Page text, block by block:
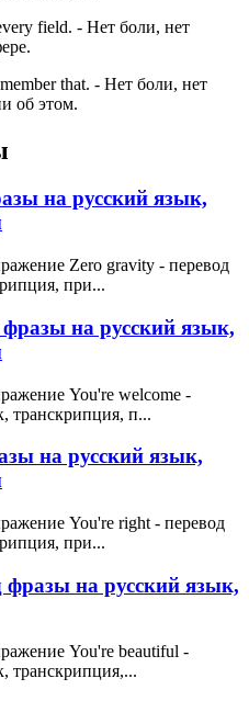
field. - Нет боли, нет
that. - Нет боли, нет
об этом.
на русский язык,
Zero gravity - перевод
при...
фразы на русский язык,
You're welcome -
транскрипция, п...
на русский язык,
You're right - перевод
при...
фразы на русский язык,
You're beautiful -
транскрипция,...